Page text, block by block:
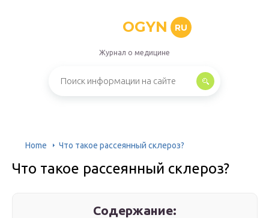
OGYN RU
Журнал о медицине
Home Что такое рассеянный склероз?
Что такое рассеянный склероз?
Содержание: